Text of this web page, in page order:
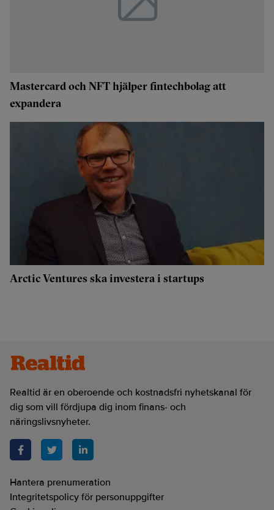
Mastercard och NFT hjälper fintechbolag att
expandera
Arctic Ventures ska investera i startups
Realtid är en oberoende och kostnadsfri nyhetskanal för
dig som vill fördjupa dig inom finans- och
näringslivsnyheter.
Hantera prenumeration
Integritetspolicy för personuppgifter